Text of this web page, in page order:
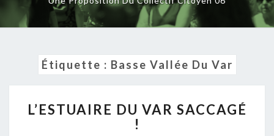
Étiquette : Basse Vallée Du Var
DU
VAR
L’ESTUAIRE DU VAR SACCAGÉ
!